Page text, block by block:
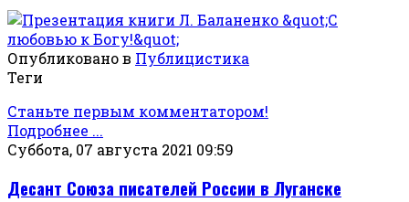
Опубликовано в Публицистика
Теги
Станьте первым комментатором!
Подробнее ...
Суббота, 07 августа 2021 09:59
Десант Союза писателей России в Луганске